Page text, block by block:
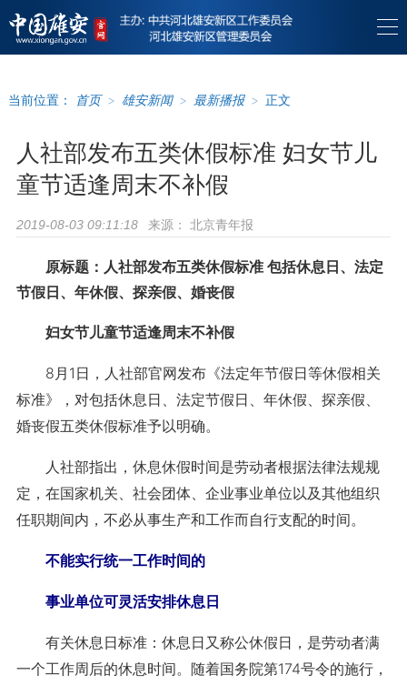
当前位置： 首页 > 雄安新闻 > 最新播报 > 正文
人社部发布五类休假标准 妇女节儿
童节适逢周末不补假
2019-08-03 09:11:18 来源： 北京青年报
原标题：人社部发布五类休假标准 包括休息日、法定
节假日、年休假、探亲假、婚丧假
妇女节儿童节适逢周末不补假
8月1日，人社部官网发布《法定年节假日等休假相关
标准》，对包括休息日、法定节假日、年休假、探亲假、
婚丧假五类休假标准予以明确。
人社部指出，休息休假时间是劳动者根据法律法规规
定，在国家机关、社会团体、企业事业单位以及其他组织
任职期间内，不必从事生产和工作而自行支配的时间。
不能实行统一工作时间的
事业单位可灵活安排休息日
有关休息日标准：休息日又称公休假日，是劳动者满
一个工作周后的休息时间。随着国务院第174号令的施行，